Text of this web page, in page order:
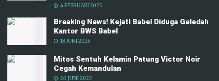
4 FEBRUARI 2025
Breaking News! Kejati Babel Diduga Geledah
Kantor BWS Babel
18 JUNI 2025
Mitos Sentuh Kelamin Patung Victor Noir
Cegah Kemandulan
20 JUNI 2023